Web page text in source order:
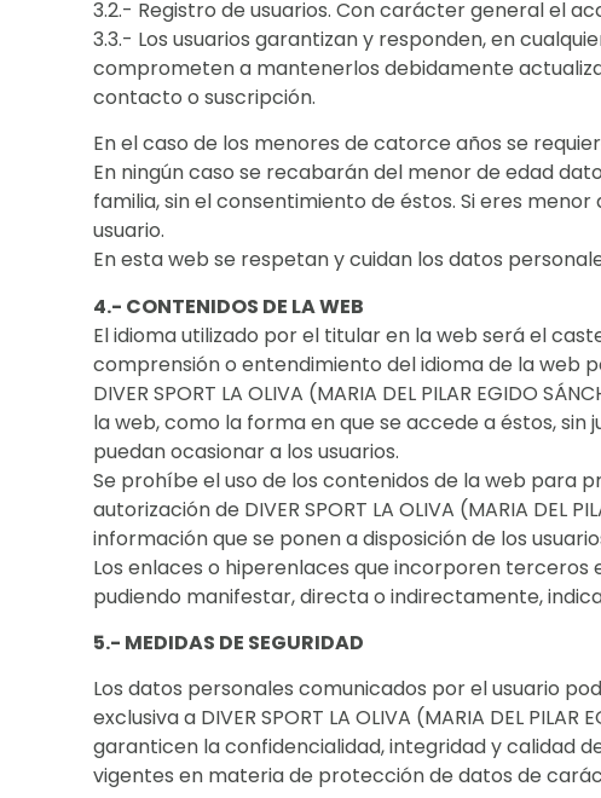
3.2.- Registro de usuarios. Con carácter general el
3.3.- Los usuarios garantizan y responden, en
comprometen a mantenerlos debidamente
contacto o suscripción.
En el caso de los menores de catorce años se
En ningún caso se recabarán del menor de edad
familia, sin el consentimiento de éstos. Si eres
usuario.
En esta web se respetan y cuidan los datos
4.- CONTENIDOS DE LA WEB
El idioma utilizado por el titular en la web será el
comprensión o entendimiento del idioma de la web
DIVER SPORT LA OLIVA (MARIA DEL PILAR
la web, como la forma en que se accede a éstos,
puedan ocasionar a los usuarios.
Se prohíbe el uso de los contenidos de la web para
autorización de DIVER SPORT LA OLIVA (MARIA
información que se ponen a disposición de los
Los enlaces o hiperenlaces que incorporen
pudiendo manifestar, directa o indirectamente,
5.- MEDIDAS DE SEGURIDAD
Los datos personales comunicados por el usuario
exclusiva a DIVER SPORT LA OLIVA (MARIA DEL
garanticen la confidencialidad, integridad y calidad
vigentes en materia de protección de datos de